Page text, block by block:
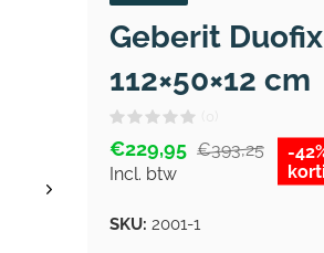
Geberit
112×50×12 cm
€229,95 €393,25
Incl. btw
-
SKU: 2001-1